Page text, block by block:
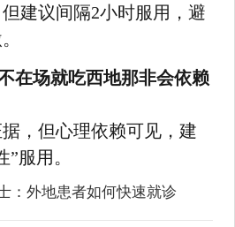
建议间隔2小时服用，避
在场就吃西地那非会依赖
，但心理依赖可见，建
服用。
：外地患者如何快速就诊